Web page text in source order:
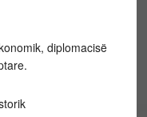
diplomacisë